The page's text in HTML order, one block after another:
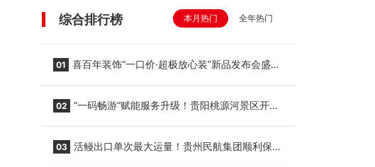
综合排行榜 本月热门 全年热门
01 喜百年装饰“一口价·超极放心装”新品发布会盛大
02 “一码畅游”赋能服务升级！贵阳桃源河景区开
03 活鳗出口单次最大运量！贵州民航集团顺利保障